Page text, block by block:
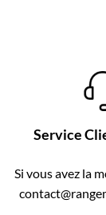
Service
Si vous avez la